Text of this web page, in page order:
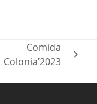
next
Comida
Colonia’2023